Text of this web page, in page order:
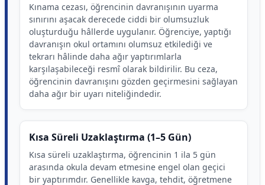
Kınama cezası, öğrencinin davranışının uyarma
sınırını aşacak derecede ciddi bir olumsuzluk
oluşturduğu hâllerde uygulanır. Öğrenciye, yaptığı
davranışın okul ortamını olumsuz etkilediği ve
tekrarı hâlinde daha ağır yaptırımlarla
karşılaşabileceği resmî olarak bildirilir. Bu ceza,
öğrencinin davranışını gözden geçirmesini sağlayan
daha ağır bir uyarı niteliğindedir.
Kısa Süreli Uzaklaştırma (1–5 Gün)
Kısa süreli uzaklaştırma, öğrencinin 1 ila 5 gün
arasında okula devam etmesine engel olan geçici
bir yaptırımdır. Genellikle kavga, tehdit, öğretmene